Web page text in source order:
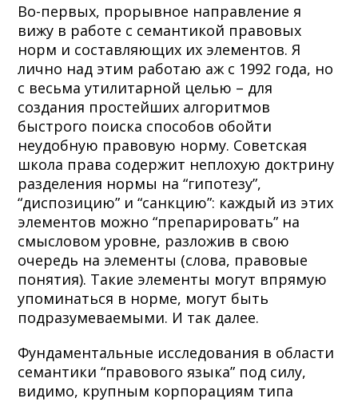
Во-первых, прорывное направление я
вижу в работе с семантикой правовых
норм и составляющих их элементов. Я
лично над этим работаю аж с 1992 года, но
с весьма утилитарной целью – для
создания простейших алгоритмов
быстрого поиска способов обойти
неудобную правовую норму. Советская
школа права содержит неплохую доктрину
разделения нормы на “гипотезу”,
“диспозицию” и “санкцию”: каждый из этих
элементов можно “препарировать” на
смысловом уровне, разложив в свою
очередь на элементы (слова, правовые
понятия). Такие элементы могут впрямую
упоминаться в норме, могут быть
подразумеваемыми. И так далее.
Фундаментальные исследования в области
семантики “правового языка” под силу,
видимо, крупным корпорациям типа